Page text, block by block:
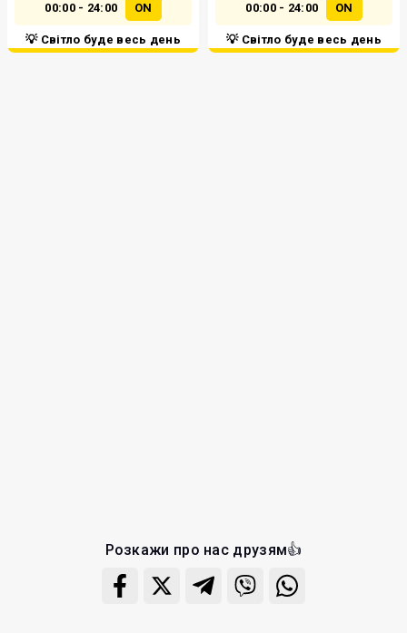
00:00 - 24:00 ON
💡 Світло буде весь день
00:00 - 24:00 ON
💡 Світло буде весь день
Розкажи про нас друзям👍